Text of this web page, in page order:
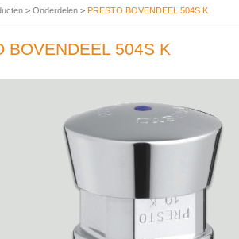
> Onderdelen > PRESTO BOVENDEEL 504S K
BOVENDEEL 504S K